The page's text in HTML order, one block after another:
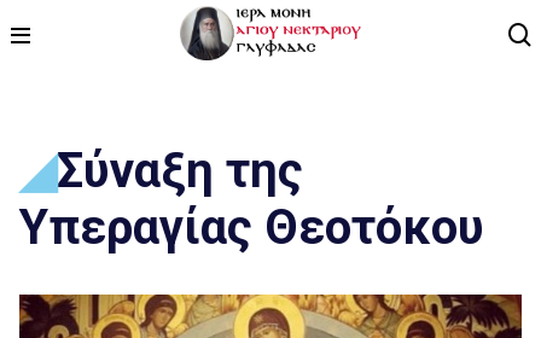
ΠΡΟΓΡΑΜΜΑ
ΒΙΝΤΕΟ
ΑΡΘΡΟΓΡΑΦΙΑ
Σύναξη της
Υπεραγίας Θεοτόκου